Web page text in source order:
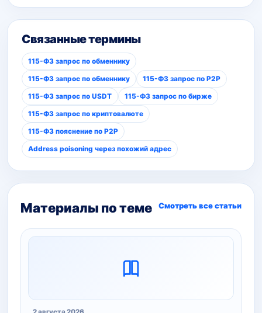
Связанные термины
115-ФЗ запрос по обменнику
115-ФЗ запрос по обменнику 115-ФЗ запрос по P2P
115-ФЗ запрос по USDT 115-ФЗ запрос по бирже
115-ФЗ запрос по криптовалюте
115-ФЗ пояснение по P2P
Address poisoning через похожий адрес
Материалы по теме Смотреть все статьи